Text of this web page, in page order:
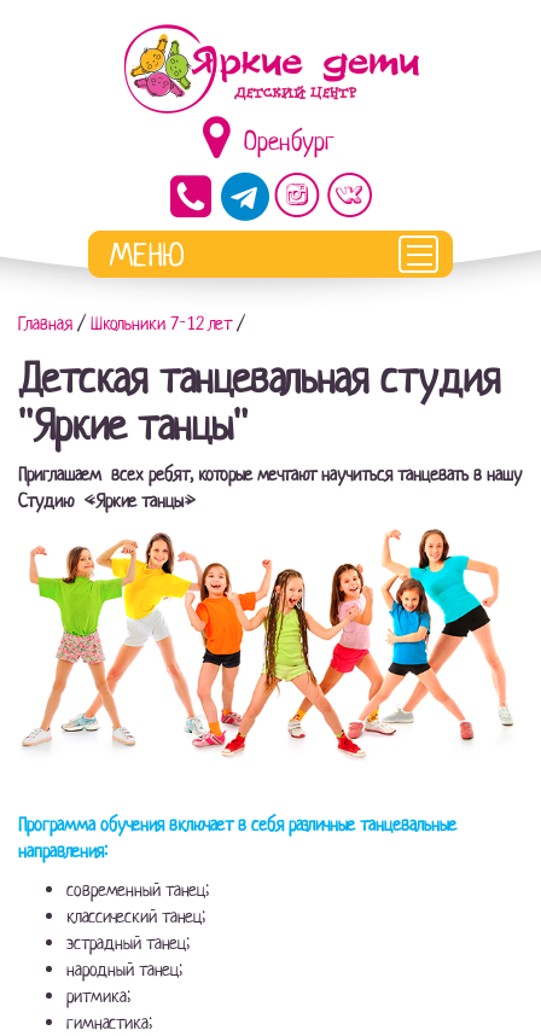
Оренбург
Главная / Школьники 7-12 лет/
Детская танцевальная студия
"Яркие танцы"
Приглашаем всех ребят, которые мечтают научиться танцевать в нашу
Студию «Яркие танцы»
Программа обучения включает в себя различные танцевальные
направления:
современный танец;
классический танец;
эстрадный танец;
народный танец;
ритмика;
гимнастика;